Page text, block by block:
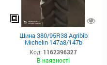
Шина 380/95R38 Agribib
Michelin 147a8/147b
Код: 1162396327
В наявності